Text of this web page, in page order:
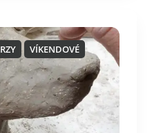
VÍKENDOVÉ